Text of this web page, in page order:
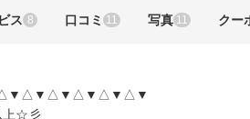
ス 8 口コミ 11 写真 11 クー
上☆彡